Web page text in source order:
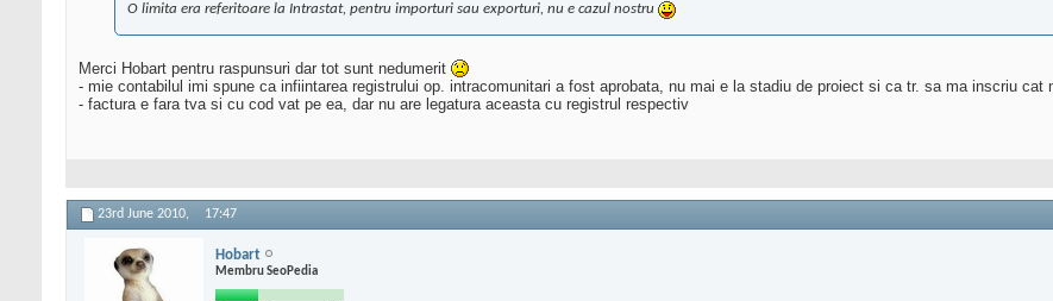
O limita era referitoare la Intrastat, pentru importuri sau exporturi, nu e cazul nostru
Merci Hobart pentru raspunsuri dar tot sunt nedumerit
- mie contabilul imi spune ca infiintarea registrului op. intracomunitari a fost aprobata, nu mai e la stadiu de proiect si ca tr. sa ma inscriu cat
- factura e fara tva si cu cod vat pe ea, dar nu are legatura aceasta cu registrul respectiv
23rd June 2010, 17:47
Hobart
Membru SeoPedia